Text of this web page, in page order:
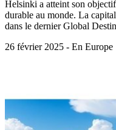
Helsinki a atteint son
durable au monde. La
dans le dernier Global
26 février 2025 - En Europe